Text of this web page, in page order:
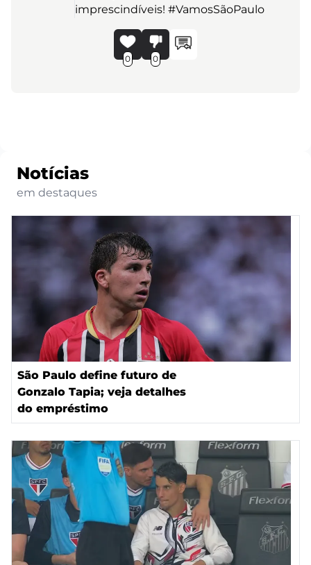
imprescindíveis! #VamosSãoPaulo
0 0
Notícias
em destaques
São Paulo define futuro de
Gonzalo Tapia; veja detalhes
do empréstimo